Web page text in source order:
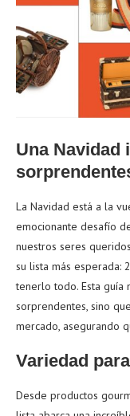
Una Navidad
La Navidad está a la
emocionante desafío
nuestros seres
su lista más esperada:
tenerlo todo. Esta guía
sorprendentes, sino
mercado, asegurando
Variedad
Desde productos